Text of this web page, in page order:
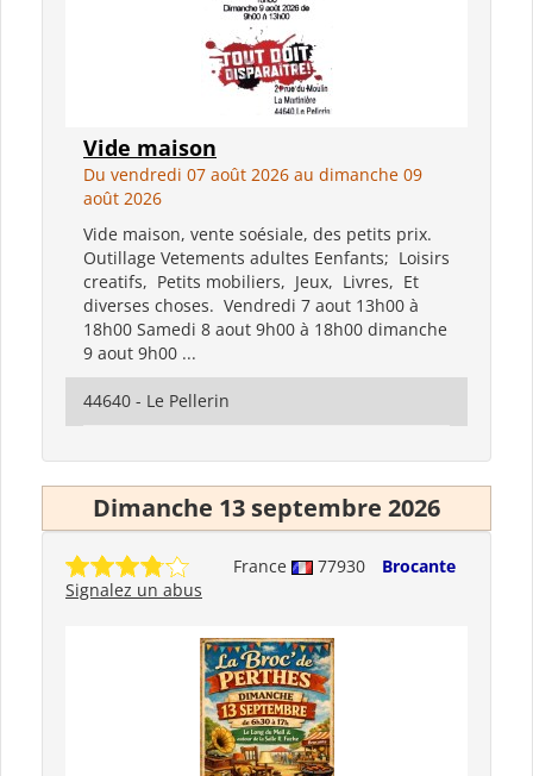
Vide maison
Du vendredi 07 août 2026 au dimanche 09
août 2026
Vide maison, vente soésiale, des petits prix.
Outillage Vetements adultes Eenfants; Loisirs
creatifs, Petits mobiliers, Jeux, Livres, Et
diverses choses. Vendredi 7 aout 13h00 à
18h00 Samedi 8 aout 9h00 à 18h00 dimanche
9 aout 9h00 ...
44640 - Le Pellerin
Dimanche 13 septembre 2026
France 77930
Brocante
Signalez un abus